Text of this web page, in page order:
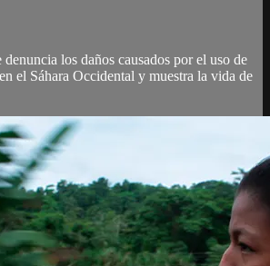
los daños causados por el uso de
el Sáhara Occidental y muestra la vida de